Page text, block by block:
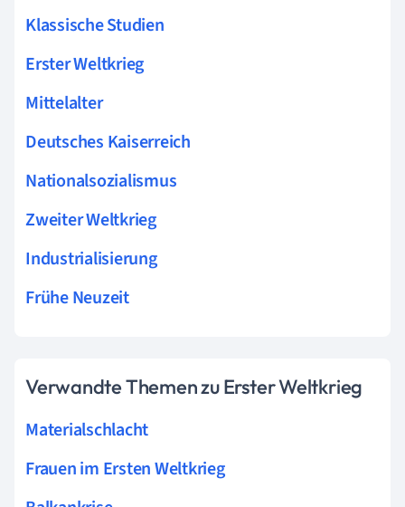
Klassische Studien
Erster Weltkrieg
Mittelalter
Deutsches Kaiserreich
Nationalsozialismus
Zweiter Weltkrieg
Industrialisierung
Frühe Neuzeit
Verwandte Themen zu Erster Weltkrieg
Materialschlacht
Frauen im Ersten Weltkrieg